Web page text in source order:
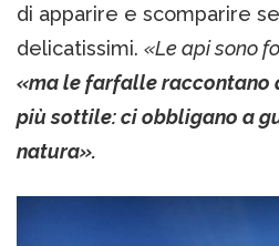
di apparire e scomparire
delicatissimi. «Le api sono
«ma le farfalle raccontano
più sottile: ci obbligano a
natura».